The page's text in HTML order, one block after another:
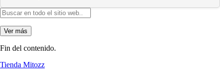
Ver más
Fin del contenido.
Tienda Mitozz